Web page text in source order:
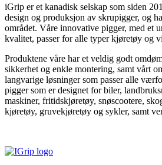
iGrip er et kanadisk selskap som siden
design og produksjon av skrupigger, og
området. Våre innovative pigger, med et
kvalitet, passer for alle typer kjøretøy og
Produktene våre har et veldig godt
sikkerhet og enkle montering, samt vårt
langvarige løsninger som passer alle
pigger som er designet for biler,
maskiner, fritidskjøretøy, snøscootere,
kjøretøy, gruvekjøretøy og sykler, samt